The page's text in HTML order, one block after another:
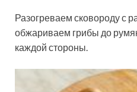
Разогреваем сковороду с
обжариваем грибы до
каждой стороны.